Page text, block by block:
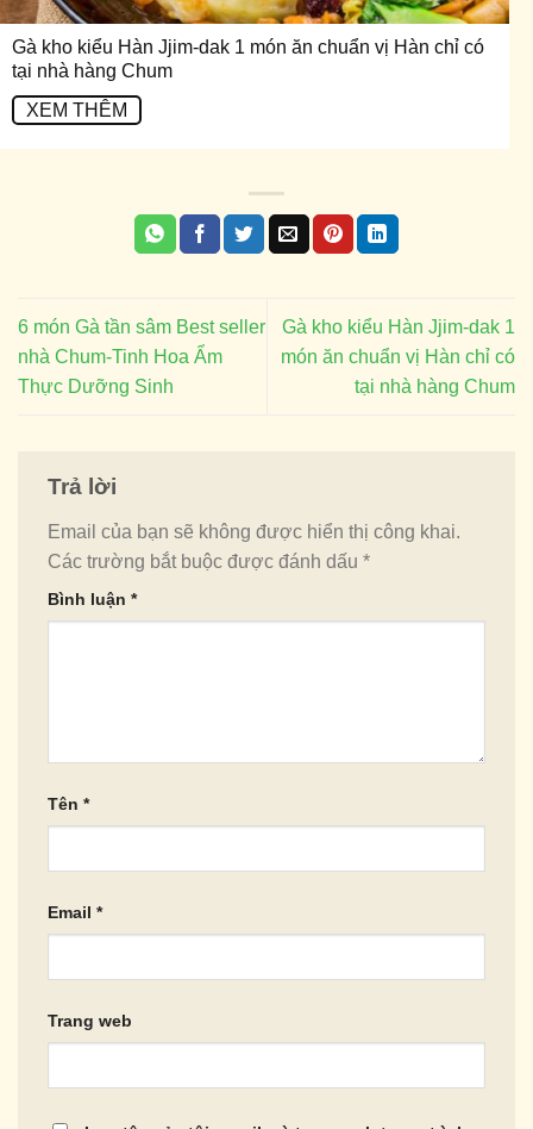
Gà kho kiểu Hàn Jjim-dak 1 món ăn chuẩn vị Hàn chỉ có
tại nhà hàng Chum
XEM THÊM
6 món Gà tần sâm Best seller
nhà Chum-Tinh Hoa Ẩm
Thực Dưỡng Sinh
Gà kho kiểu Hàn Jjim-dak 1
món ăn chuẩn vị Hàn chỉ có
tại nhà hàng Chum
Trả lời
Email của bạn sẽ không được hiển thị công khai.
Các trường bắt buộc được đánh dấu *
Bình luận *
Tên *
Email *
Trang web